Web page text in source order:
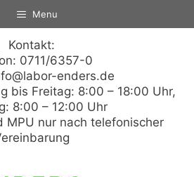
Menu
Kontakt:
0711/6357-0
enders.de
bis Freitag: 8:00 – 18:00 Uhr,
8:00 – 12:00 Uhr
MPU nur nach telefonischer